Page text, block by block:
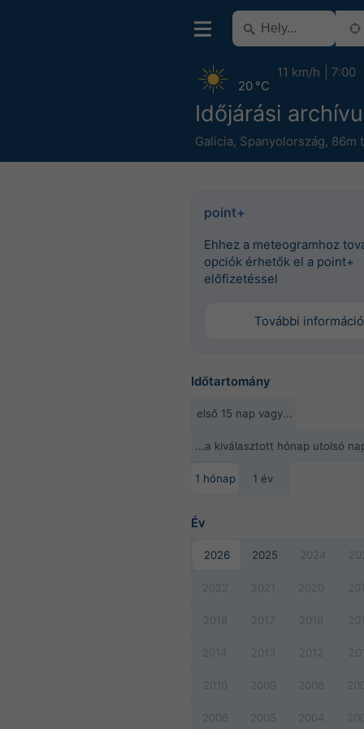
Időjárási
Galicia, Spanyolország, 86m
20 °C
11 km/h 7:00
point+
Ehhez a meteogramhoz
opciók érhetők el a point+
előfizetéssel
További információ
Időtartomány
első 15 nap vagy...
...a kiválasztott hónap utolsó
1 hónap 1 év
Év
2026 2025 2024
2022 2021 2020
2018 2017 2016
2014 2013 2012
2010 2009 2008
2006 2005 2004